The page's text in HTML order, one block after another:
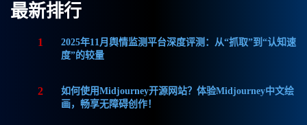
最新排行
1
2025年11月舆情监测平台深度评测：从“抓取”到“认知速
度”的较量
2
如何使用Midjourney开源网站？体验Midjourney中文绘
画，畅享无障碍创作！